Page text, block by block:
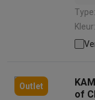
Type: Drinkfles
Outlet
of